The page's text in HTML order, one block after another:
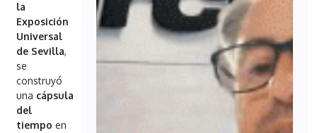
la
Exposición
Universal
de Sevilla,
se
construyó
una cápsula
del
tiempo en